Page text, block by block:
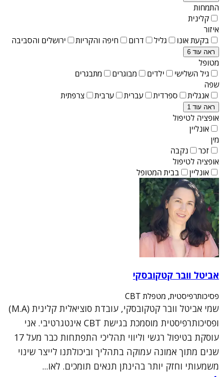
התמחות
קלינית
איזור
בקעת אונו
גליל דרום חיפה והקריות ירושלים והסביבה
ראה עוד 6
מטופל
גיל השלישי
ילדים מבוגרים
מתבגרים
שפה
אנגלית
ספרדית עברית ערבית צרפתית
ראה עוד 1
אופציה לטיפול
אונליין
מין
זכר
נקבה
אופציה לטיפול
אונליין
בבית המטופל
אביטל וובר קטקובסקי
פסיכותרפיסטית, מטפלת CBT
שמי אביטל וובר קטקובסקי, עובדת סוציאלית קלינית (M.A)
ופסיכותרפיסטית מוסמכת בגישת CBT אינטגרטיבי. אני
עוסקת בטיפול רגשי וליווי תהליכי התפתחות כבר מעל 17
שנים מתוך אמונה עמוקה בתהליך וביכולתנו לייצר שינוי
משמעותי וחזק יותר בהינתן תנאים תומכים. לאו...